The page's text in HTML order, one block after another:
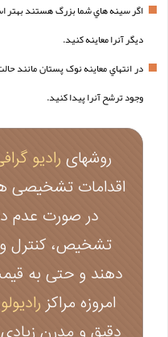
اگر سينه هاي شما بزرگ هستند
ديگر آنرا معاينه کنيد.
در انتهاي معاينه نوک پستان
وجود ترشح آنرا پيدا کنيد.
روشهای رادیو
اقدامات تشخیصی
در صورت عدم
تشخیص، کنترل و
دهند و حتی به
امروزه مراکز